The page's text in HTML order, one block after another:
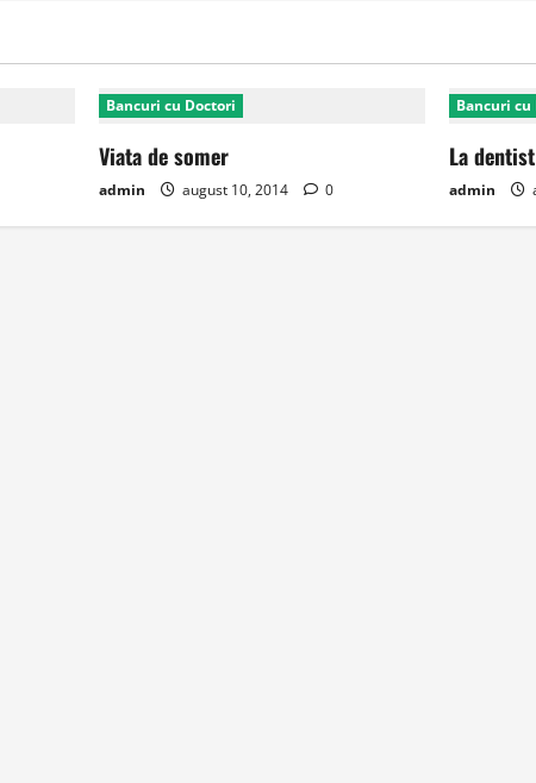
Bancuri cu Doctori
Viata de somer
admin august 10, 2014 0
Bancuri cu
La dentist
admin